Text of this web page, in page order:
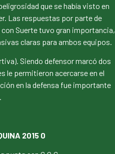
que se había visto en
Las respuestas por parte de
Suerte tuvo gran importancia,
claras para ambos equipos.
Siendo defensor marcó dos
le permitieron acercarse en el
en la defensa fue importante
2015 0